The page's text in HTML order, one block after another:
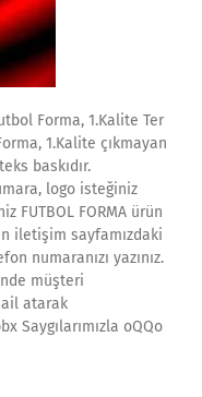
Forma, 1.Kalite Ter
1.Kalite çıkmayan
baskıdır.
logo isteğiniz
FUTBOL FORMA ürün
iletişim sayfamızdaki
numaranızı yazınız.
müşteri
atarak
Saygılarımızla oQQo